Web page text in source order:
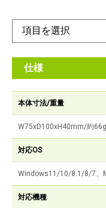
仕様
本体寸法/重量
W75xD100xH40mm/約66g
対応OS
Windows11/10/8.1/8/7、
対応機種